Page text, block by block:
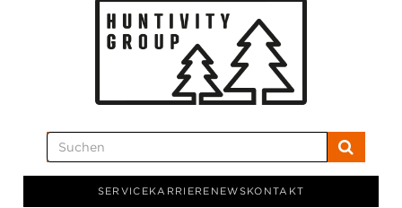
SERVICEKARRIERE NEWSKONTAKT